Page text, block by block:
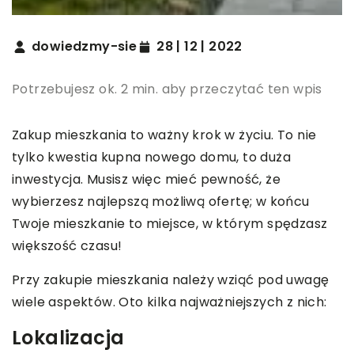
dowiedzmy-sie 28 | 12 | 2022
Potrzebujesz ok. 2 min. aby przeczytać ten wpis
Zakup mieszkania to ważny krok w życiu. To nie
tylko kwestia kupna nowego domu, to duża
inwestycja. Musisz więc mieć pewność, że
wybierzesz najlepszą możliwą ofertę; w końcu
Twoje mieszkanie to miejsce, w którym spędzasz
większość czasu!
Przy zakupie mieszkania należy wziąć pod uwagę
wiele aspektów. Oto kilka najważniejszych z nich:
Lokalizacja